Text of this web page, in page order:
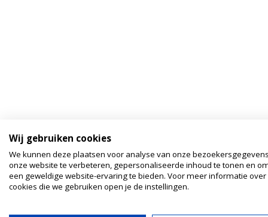
Wij gebruiken cookies
We kunnen deze plaatsen voor analyse van onze
onze website te verbeteren, gepersonaliseerde inhoud te tonen en
een geweldige website-ervaring te bieden. Voor meer informatie over
cookies die we gebruiken open je de instellingen.